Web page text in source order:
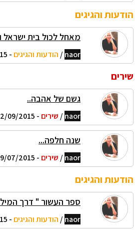
הודעות והגיגים
מאחל לכול בית
naor
/הודעות והגיגים - 22/09/2015 15:24
שירים
גשם של אהבה..
naor
/שירים - 12/09/2015 17:30
שנה חלפה...
naor
/שירים - 29/07/2015 20:28
הודעות והגיגים
ספר העשור " דרך
naor
/הודעות והגיגים - 23/06/2015 13:23